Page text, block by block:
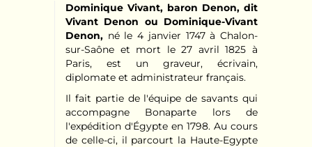
Dominique Vivant, baron Denon, dit
Vivant Denon ou Dominique-Vivant
Denon,né le 4 janvier 1747 à Chalon-
sur-Saône et mort le 27 avril 1825 à
Paris, est un graveur, écrivain,
diplomate et administrateur français.
Il fait partie de l'équipe de savants qui
accompagne Bonaparte lors de
l'expédition d'Égypte en 1798. Au cours
de celle-ci, il parcourt la Haute-Egypte